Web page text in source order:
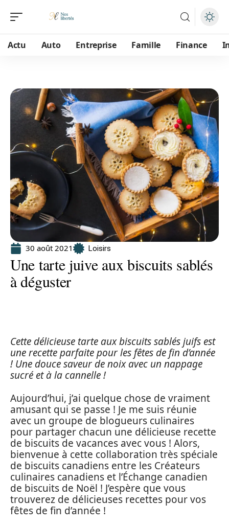
Actu Auto Entreprise Famille Finance
30 août 2021 Loisirs
Une tarte juive aux biscuits sablés
à déguster
Cette délicieuse tarte aux biscuits sablés juifs est
une recette parfaite pour les fêtes de fin d’année
! Une douce saveur de noix avec un nappage
sucré et à la cannelle !
Aujourd’hui, j’ai quelque chose de vraiment
amusant qui se passe ! Je me suis réunie
avec un groupe de blogueurs culinaires
pour partager chacun une délicieuse recette
de biscuits de vacances avec vous ! Alors,
bienvenue à cette collaboration très spéciale
de biscuits canadiens entre les Créateurs
culinaires canadiens et l’Échange canadien
de biscuits de Noël ! J’espère que vous
trouverez de délicieuses recettes pour vos
fêtes de fin d’année !